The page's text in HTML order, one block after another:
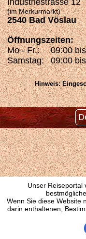
Industriestrasse 12
(im Merkurmarkt)
2540 Bad Vöslau
Öffnungszeiten:
Mo - Fr.:
09:00
Samstag: 09:00
Hinweis:
Unser Reiseportal
Wenn Sie diese Website
darin enthaltenen,